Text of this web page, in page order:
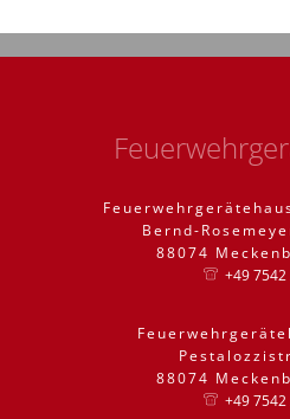
Bernd-
88074
+49
88074
+49